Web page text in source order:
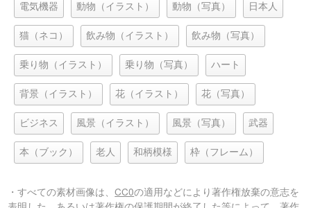
電気機器 動物（イラスト） 動物（写真） 日本人
猫（ネコ） 飲み物（イラスト） 飲み物（写真）
乗り物（イラスト） 乗り物（写真） ハート
背景（イラスト） 花（イラスト） 花（写真）
ビジネス 風景（イラスト） 風景（写真） 武器
本（ブック） 老人 和柄模様 枠（フレーム）
・すべての素材画像は、CC0の適用などにより著作権放棄の意志を